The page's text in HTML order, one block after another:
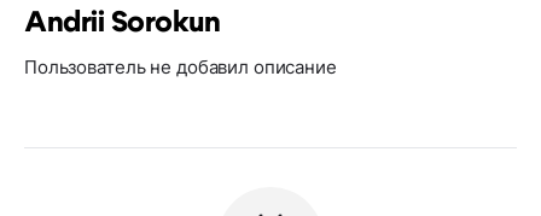
Andrii Sorokun
Пользователь не добавил описание